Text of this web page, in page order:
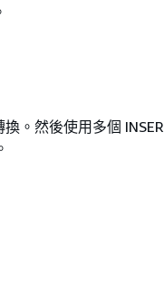
。然後使用多個